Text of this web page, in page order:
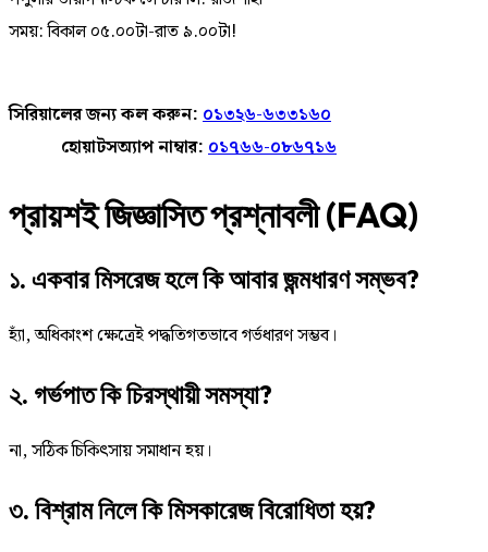
সময়: বিকাল ০৫.০০টা-রাত ৯.০০টা!
সিরিয়ালের জন্য কল করুন: ০১৩২৬-৬৩৩১৬০
হোয়াটসঅ্যাপ নাম্বার: ০১৭৬৬-০৮৬৭১৬
প্রায়শই জিজ্ঞাসিত প্রশ্নাবলী (FAQ)
১. একবার মিসরেজ হলে কি আবার জন্মধারণ সম্ভব?
হ্যাঁ, অধিকাংশ ক্ষেত্রেই পদ্ধতিগতভাবে গর্ভধারণ সম্ভব।
২. গর্ভপাত কি চিরস্থায়ী সমস্যা?
না, সঠিক চিকিৎসায় সমাধান হয়।
৩. বিশ্রাম নিলে কি মিসকারেজ বিরোধিতা হয়?